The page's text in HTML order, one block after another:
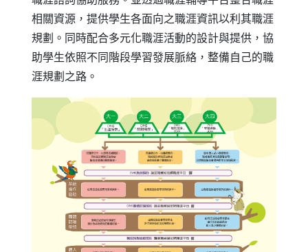
相關資源，提供學生各面向之職涯資訊以利其職涯
規劃。同時配合多元化職涯活動的設計與提供，協
助學生依照不同階段學習發展脈絡，整備自己的職
涯規劃之路。